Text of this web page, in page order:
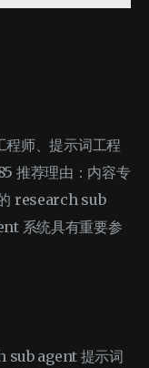
程师、提示词工程
推荐理由：内容专
research sub
系统具有重要参
sub agent 提示词